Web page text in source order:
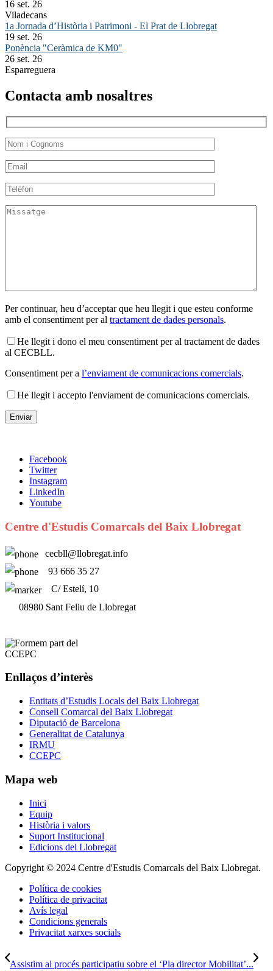
16 set. 26
Viladecans
1a Jornada d’Història i Patrimoni - El Prat de Llobregat
19 set. 26
Ponència "Ceràmica de KM0"
26 set. 26
Esparreguera
Contacta amb nosaltres
Per continuar, heu d’acceptar que heu llegit i que esteu conforme
amb el consentiment per al tractament de dades personals.
He llegit i dono el meu consentiment per al tractament de dades
al CECBLL.
Consentiment per a l’enviament de comunicacions comercials.
He llegit i accepto l'enviament de comunicacions comercials.
Facebook
Twitter
Instagram
LinkedIn
Youtube
Centre d'Estudis Comarcals del Baix Llobregat
cecbll@llobregat.info
93 666 35 27
C/ Estelí, 10
08980 Sant Feliu de Llobregat
Enllaços d’interès
Entitats d’Estudis Locals del Baix Llobregat
Consell Comarcal del Baix Llobregat
Diputació de Barcelona
Generalitat de Catalunya
IRMU
CCEPC
Mapa web
Inici
Equip
Història i valors
Suport Institucional
Edicions del Llobregat
Copyright © 2024 Centre d'Estudis Comarcals del Baix Llobregat.
Política de cookies
Política de privacitat
Avís legal
Condicions generals
Privacitat xarxes socials
Assistim al procés participatiu sobre el ‘Pla director Mobilitat’...